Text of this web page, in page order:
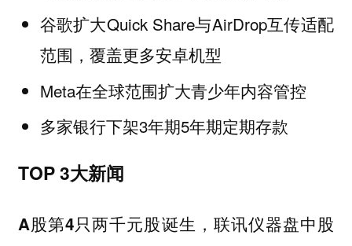
谷歌扩大Quick Share与AirDrop互传适配
范围，覆盖更多安卓机型
Meta在全球范围扩大青少年内容管控
多家银行下架3年期5年期定期存款
TOP 3大新闻
A股第4只两千元股诞生，联讯仪器盘中股